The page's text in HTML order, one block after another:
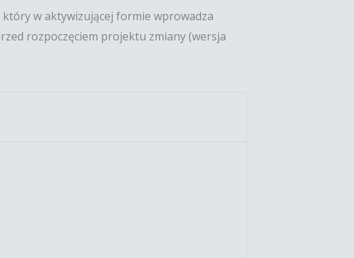
w aktywizującej formie wprowadza
rozpoczęciem projektu zmiany (wersja